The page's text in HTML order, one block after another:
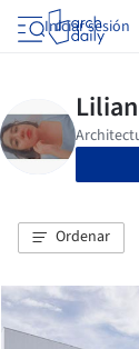
Iniciar sesión
Ordenar